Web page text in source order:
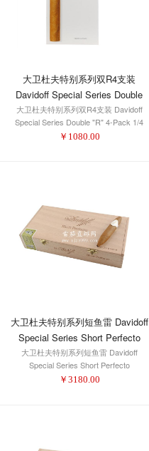
大卫杜夫特别系列双R4支装
Davidoff Special Series Double
"R" 4-Pack 1/4
大卫杜夫特别系列双R4支装 Davidoff
Special Series Double "R" 4-Pack 1/4
￥ 1080.00
大卫杜夫特别系列短鱼雷 Davidoff
Special Series Short Perfecto
大卫杜夫特别系列短鱼雷 Davidoff
Special Series Short Perfecto
￥ 3180.00